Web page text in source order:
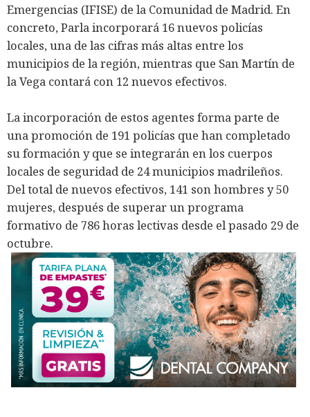
Emergencias (IFISE) de la Comunidad de Madrid. En
concreto, Parla incorporará 16 nuevos policías
locales, una de las cifras más altas entre los
municipios de la región, mientras que San Martín de
la Vega contará con 12 nuevos efectivos.
La incorporación de estos agentes forma parte de
una promoción de 191 policías que han completado
su formación y que se integrarán en los cuerpos
locales de seguridad de 24 municipios madrileños.
Del total de nuevos efectivos, 141 son hombres y 50
mujeres, después de superar un programa
formativo de 786 horas lectivas desde el pasado 29 de
octubre.